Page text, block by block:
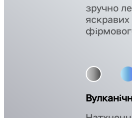
зручно
яскравих